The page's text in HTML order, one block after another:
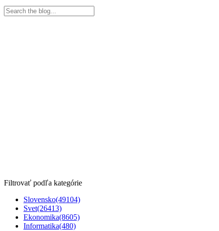
Filtrovať podľa kategórie
Slovensko(49104)
Svet(26413)
Ekonomika(8605)
Informatika(480)